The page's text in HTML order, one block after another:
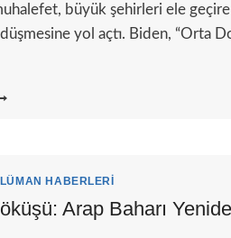
büyük şehirleri ele
yol açtı. Biden, “Orta
HABERLERI
Arap Baharı